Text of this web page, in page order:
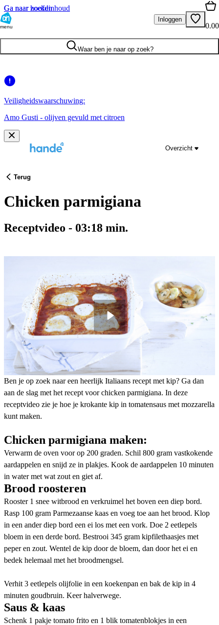
Ga naar hoofdinhoud
Ga naar zoeken
menu
Inloggen
0.00
Waar ben je naar op zoek?
Veiligheidswaarschuwing:
Amo Gusti - olijven gevuld met citroen
Overzicht
Terug
Chicken parmigiana
Receptvideo - 03:18 min.
Ben je op zoek naar een heerlijk Italiaans recept met kip? Ga dan
aan de slag met het recept voor chicken parmigiana. In deze
receptvideo zie je hoe je krokante kip in tomatensaus met mozzarella
kunt maken.
Chicken parmigiana maken:
Verwarm de oven voor op 200 graden. Schil 800 gram vastkokende
aardappelen en snijd ze in plakjes. Kook de aardappelen 10 minuten
in water met wat zout en giet af.
Brood roosteren
Rooster 1 snee witbrood en verkruimel het boven een diep bord.
Rasp 100 gram Parmezaanse kaas en voeg toe aan het brood. Klop
in een ander diep bord een ei los met een vork. Doe 2 eetlepels
bloem in een derde bord. Bestrooi 345 gram kipfilethaasjes met
peper en zout. Wentel de kip door de bloem, dan door het ei en
bedek helemaal met het broodmengsel.
Verhit 3 eetlepels olijfolie in een koekenpan en bak de kip in 4
minuten goudbruin. Keer halverwege.
Saus & kaas
Schenk 1 pakje tomato frito en 1 blik tomatenblokjes in een